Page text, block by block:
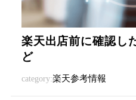
楽天出店前に確認
ど
category:楽天参考情報